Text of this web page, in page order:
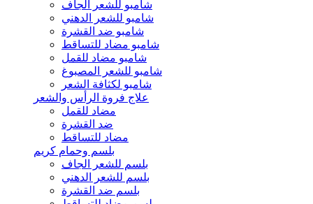
شامبو للشعر الجاف
شامبو للشعر الدهني
شامبو ضد القشرة
شامبو مضاد للتساقط
شامبو مضاد للقمل
شامبو للشعر المصبوغ
شامبو لكثافة الشعر
علاج فروة الرأس والشعر
مضاد للقمل
ضد القشرة
مضاد للتساقط
بلسم وحمام كريم
بلسم للشعر الجاف
بلسم للشعر الدهني
بلسم ضد القشرة